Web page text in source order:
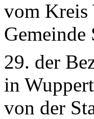
vom Kreis
Gemeinde
29. der
in
von der